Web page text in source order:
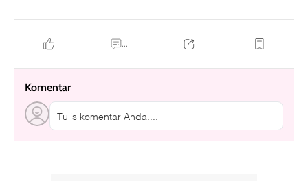
...
Komentar
Tulis komentar Anda....